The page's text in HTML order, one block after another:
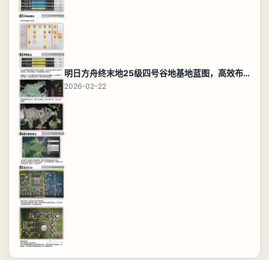
明日方舟终末地25级四号谷地基地蓝图，高效布局规划
2026-02-22